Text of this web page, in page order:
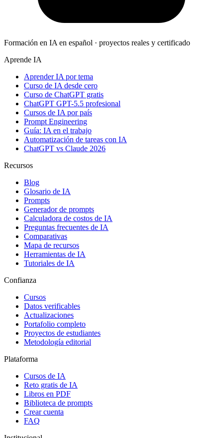
Formación en IA en español · proyectos reales y certificado
Aprende IA
Aprender IA por tema
Curso de IA desde cero
Curso de ChatGPT gratis
ChatGPT GPT-5.5 profesional
Cursos de IA por país
Prompt Engineering
Guía: IA en el trabajo
Automatización de tareas con IA
ChatGPT vs Claude 2026
Recursos
Blog
Glosario de IA
Prompts
Generador de prompts
Calculadora de costos de IA
Preguntas frecuentes de IA
Comparativas
Mapa de recursos
Herramientas de IA
Tutoriales de IA
Confianza
Cursos
Datos verificables
Actualizaciones
Portafolio completo
Proyectos de estudiantes
Metodología editorial
Plataforma
Cursos de IA
Reto gratis de IA
Libros en PDF
Biblioteca de prompts
Crear cuenta
FAQ